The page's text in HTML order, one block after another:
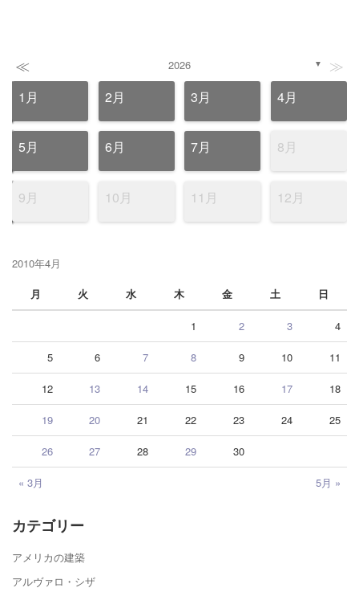
≪ 2026 ▼ ≫
1月 2月 3月 4月
5月 6月 7月 8月
9月 10月 11月 12月
2010年4月
月
火 水 木 金 土 日
« 3月 5月 »
1 2 3 4
5 6 7 8 9 10 11
12 13 14 15 16 17 18
19 20 21 22 23 24 25
26 27 28 29 30
カテゴリー
アメリカの建築
アルヴァロ・シザ